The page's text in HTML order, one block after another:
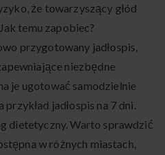
że towarzyszący głód
temu zapobiec?
przygotowany jadłospis,
niezbędne
je ugotować samodzielnie
jadłospis na 7 dni.
dietetyczny. Warto sprawdzić
w różnych miastach,